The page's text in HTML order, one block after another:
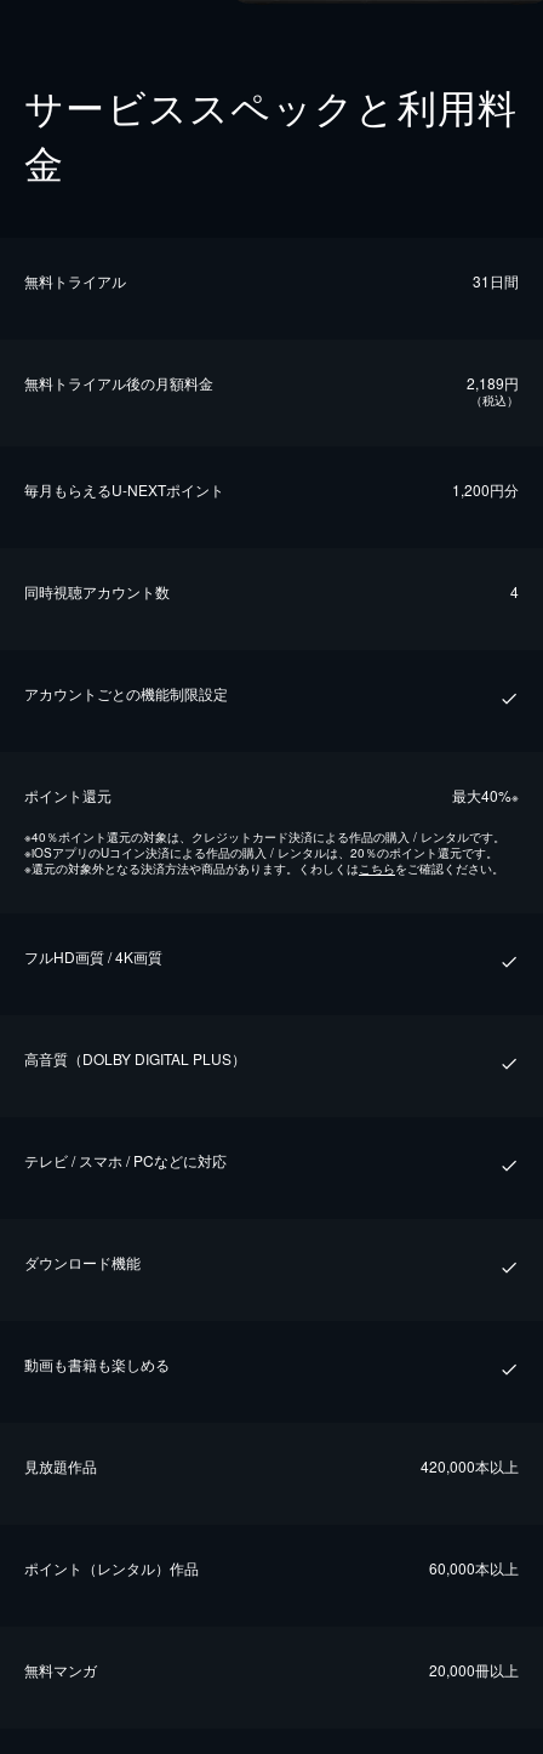
サービススペックと利用料
金
無料トライアル 31日間
無料トライアル後の⽉額料金 2,189円
（税込）
毎⽉もらえるU-NEXTポイント 1,200円分
同時視聴アカウント数 4
アカウントごとの機能制限設定
ポイント還元 最⼤40%※
※40％ポイント還元の対象は、クレジットカード決済による作品の購入 / レンタルです。
※iOSアプリのUコイン決済による作品の購入 / レンタルは、20％のポイント還元です。
※還元の対象外となる決済方法や商品があります。くわしくは こちらをご確認ください。
フルHD画質 / 4K画質
⾼⾳質（DOLBY DIGITAL PLUS）
テレビ / スマホ / PCなどに対応
ダウンロード機能
動画も書籍も楽しめる
⾒放題作品 420,000本以上
ポイント（レンタル）作品 60,000本以上
無料マンガ 20,000冊以上